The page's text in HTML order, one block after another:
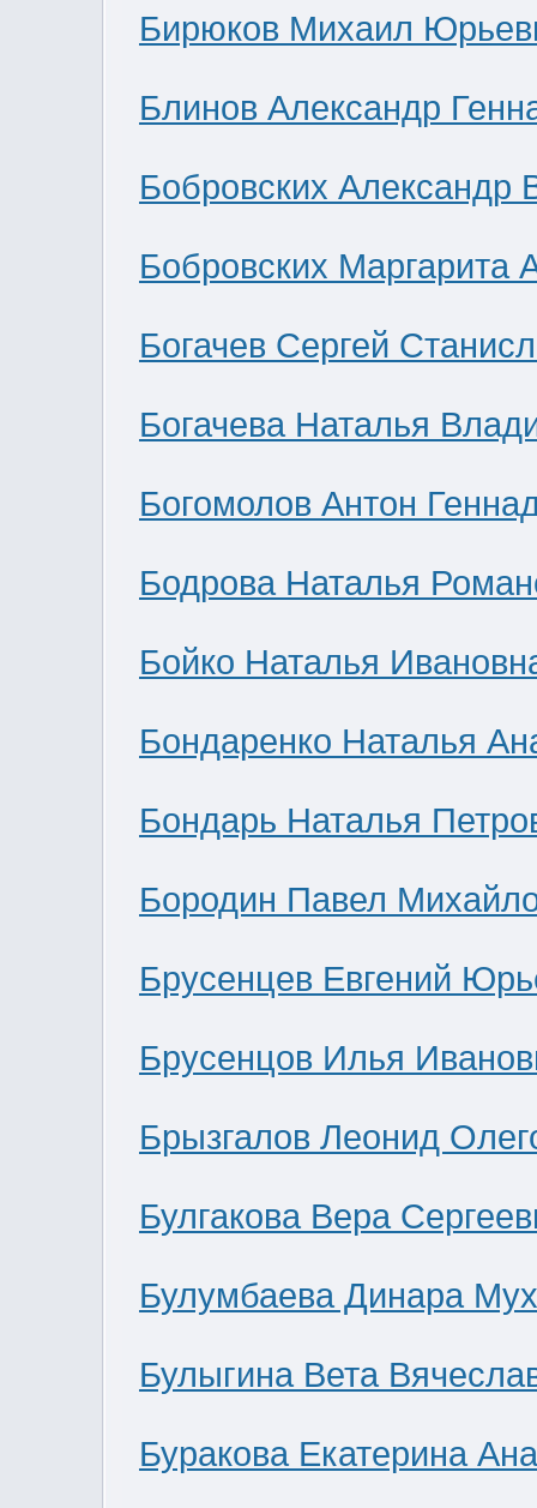
Бирюков Михаил
Блинов Александр
Бобровских Александр
Бобровских Маргарита
Богачев Сергей
Богачева Наталья
Богомолов Антон
Бодрова Наталья
Бойко Наталья
Бондаренко Наталья
Бондарь Наталья
Бородин Павел
Брусенцев Евгений
Брусенцов Илья
Брызгалов Леонид
Булгакова Вера
Булумбаева Динара
Булыгина Вета
Буракова Екатерина